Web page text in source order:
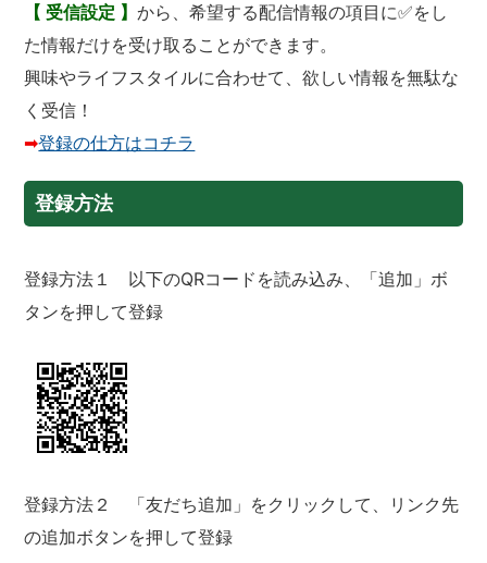
【 受信設定 】から、希望する配信情報の項目に✅をし
た情報だけを受け取ることができます。
興味やライフスタイルに合わせて、欲しい情報を無駄な
く受信！
➡登録の仕方はコチラ
登録方法
登録方法１ 以下のQRコードを読み込み、「追加」ボ
タンを押して登録
登録方法２ 「友だち追加」をクリックして、リンク先
の追加ボタンを押して登録